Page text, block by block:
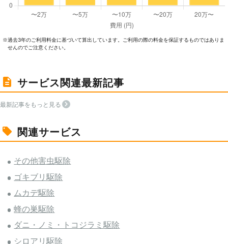
※過去3年のご利⽤料⾦に基づいて算出しています。ご利⽤の際の料⾦を保証するものではありま
せんのでご注意ください。
サービス関連最新記事
最新記事をもっと見る
関連サービス
その他害虫駆除
ゴキブリ駆除
ムカデ駆除
蜂の巣駆除
ダニ・ノミ・トコジラミ駆除
シロアリ駆除